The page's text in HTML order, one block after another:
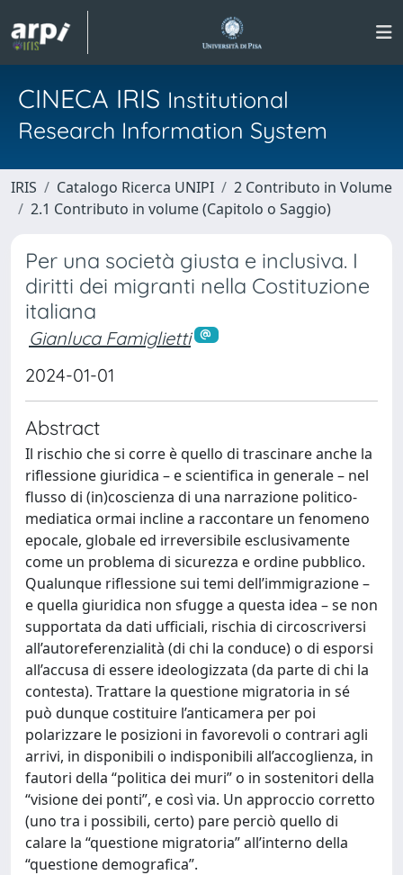
CINECA IRIS Institutional
Research Information System
IRIS Catalogo Ricerca UNIPI
2 Contributo in Volume
2.1 Contributo in volume (Capitolo o Saggio)
Per una società giusta e inclusiva. I
diritti dei migranti nella Costituzione
italiana
Gianluca Famiglietti
2024-01-01
Abstract
Il rischio che si corre è quello di trascinare anche la
riflessione giuridica – e scientifica in generale – nel
flusso di (in)coscienza di una narrazione politico-
mediatica ormai incline a raccontare un fenomeno
epocale, globale ed irreversibile esclusivamente
come un problema di sicurezza e ordine pubblico.
Qualunque riflessione sui temi dell’immigrazione –
e quella giuridica non sfugge a questa idea – se non
supportata da dati ufficiali, rischia di circoscriversi
all’autoreferenzialità (di chi la conduce) o di esporsi
all’accusa di essere ideologizzata (da parte di chi la
contesta). Trattare la questione migratoria in sé
può dunque costituire l’anticamera per poi
polarizzare le posizioni in favorevoli o contrari agli
arrivi, in disponibili o indisponibili all’accoglienza, in
fautori della “politica dei muri” o in sostenitori della
“visione dei ponti”, e così via. Un approccio corretto
(uno tra i possibili, certo) pare perciò quello di
calare la “questione migratoria” all’interno della
“questione demografica”.